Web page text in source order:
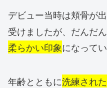
デビュー当時は頬骨が出
受けましたが、だんだ
柔らかい印象になって
年齢とともに洗練され